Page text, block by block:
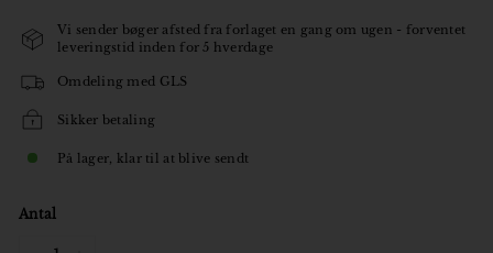
Vi sender bøger afsted fra forlaget en gang om ugen - forventet
leveringstid inden for 5 hverdage
Omdeling med GLS
Sikker betaling
På lager, klar til at blive sendt
Antal